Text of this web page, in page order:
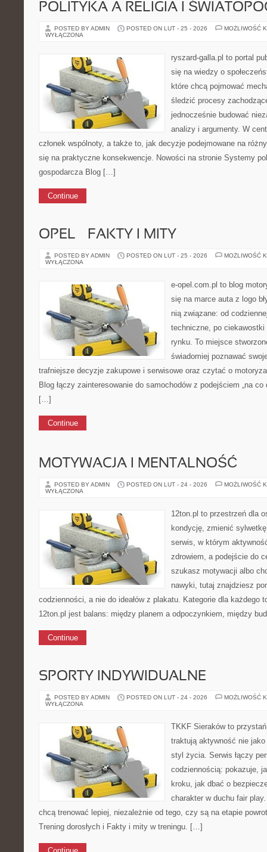
POLITYKA A RELIGIA I
POSTED BY ADMIN POSTED ON LUT - 25 - 2026
MOŻLIWOŚĆ
WYŁĄCZONA
ryszard-galla.pl to portal
się na wiedzy o
które chcą pojmować
śledzić procesy
jednocześnie budować
analizy i argumenty. W
członek wspólnoty, a także to, jak decyzje podejmowane na
się na praktyczne konsekwencje. Nowości na stronie Systemy
gospodarcza Blog […]
Continue
OPEL – FAKTY I MITY
POSTED BY ADMIN POSTED ON LUT - 25 - 2026
MOŻLIWOŚĆ
WYŁĄCZONA
e-opel.com.pl to blog
się na marce auta z logo
nią związane: od
techniczne, po
rynku. To miejsce
świadomiej poznawać
trafniejsze decyzje zakupowe i serwisowe oraz czytać o
Blog łączy zainteresowanie do samochodów z podejściem „na
[…]
Continue
MOTYWACJA I MENTALNOŚĆ
POSTED BY ADMIN POSTED ON LUT - 24 - 2026
MOŻLIWOŚĆ
WYŁĄCZONA
12ton.pl to przestrzeń dla
kondycję, zmienić
serwis, w którym
zdrowiem, a podejście do
szukasz motywacji albo
nawyki, tutaj znajdziesz
codzienności, a nie do ideałów z plakatu. Kategorie dla każdego
12ton.pl jest balans: między planem a odpoczynkiem, między
Continue
SPORTY INDYWIDUALNE
POSTED BY ADMIN POSTED ON LUT - 24 - 2026
MOŻLIWOŚĆ
WYŁĄCZONA
TKKF Sieraków to
traktują aktywność nie
styl życia. Serwis łączy
codziennością: pokazuje,
kroku, jak dbać o
charakter w duchu fair
chcą trenować lepiej, niezależnie od tego, czy są na etapie
Trening dorosłych i Fakty i mity w treningu. […]